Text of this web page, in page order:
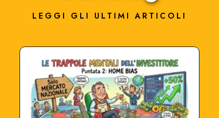
LEGGI GLI ULTIMI ARTICOLI